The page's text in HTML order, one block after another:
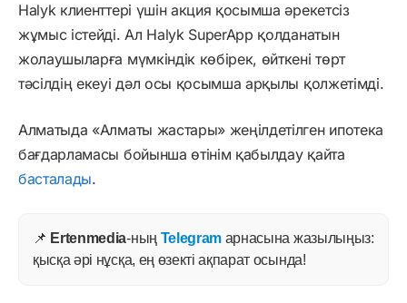
Halyk клиенттері үшін акция қосымша әрекетсіз
жұмыс істейді. Ал Halyk SuperApp қолданатын
жолаушыларға мүмкіндік көбірек, өйткені төрт
тәсілдің екеуі дәл осы қосымша арқылы қолжетімді.
Алматыда «Алматы жастары» жеңілдетілген ипотека
бағдарламасы бойынша өтінім қабылдау қайта
басталады.
📌 Ertenmedia-ның Telegram арнасына жазылыңыз:
қысқа әрі нұсқа, ең өзекті ақпарат осында!